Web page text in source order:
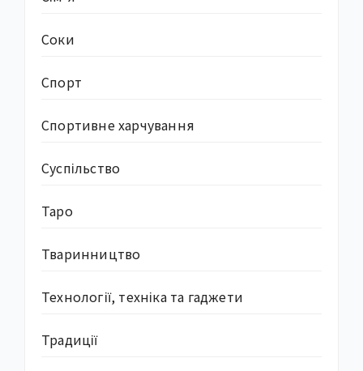
Соки
Спорт
Спортивне харчування
Суcпільство
Таро
Тваринництво
Технології, техніка та гаджети
Традиції